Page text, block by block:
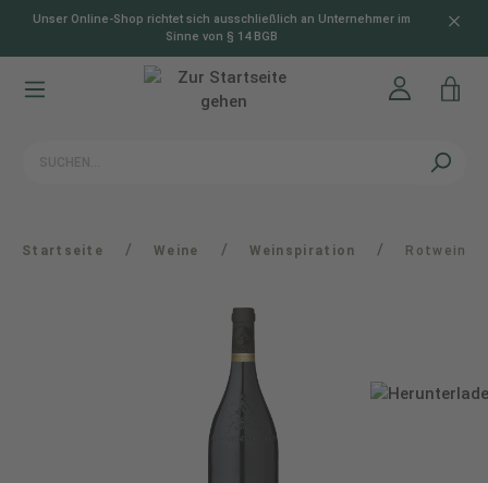
springen
Unser Online-Shop richtet sich ausschließlich an Unternehmer im
Sinne von § 14 BGB
Startseite / Weine / Weinspiration / Rotwein